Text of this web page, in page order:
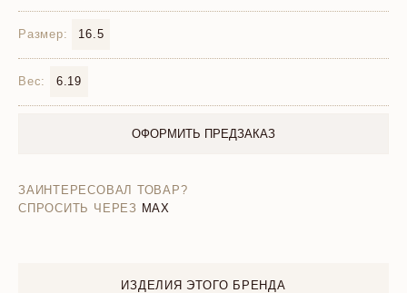
Размер: 16.5
Вес: 6.19
ОФОРМИТЬ ПРЕДЗАКАЗ
ЗАИНТЕРЕСОВАЛ ТОВАР?
СПРОСИТЬ ЧЕРЕЗ MAX
ИЗДЕЛИЯ ЭТОГО БРЕНДА